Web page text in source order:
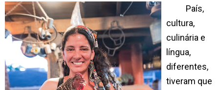
País,
cultura,
culinária e
língua,
diferentes,
tiveram que